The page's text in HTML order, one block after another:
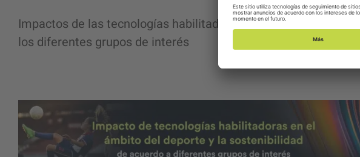
Impactos de las tecnologías habilitadoras en el ámbito del
los diferentes grupos de interés